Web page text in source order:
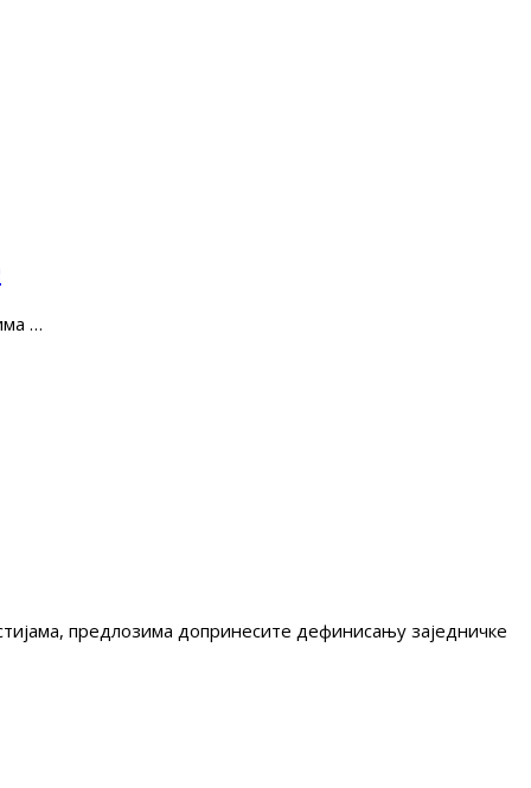
…
предлозима допринесите дефинисању заједничке